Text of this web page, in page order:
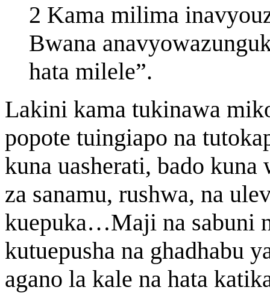
2 Kama milima
Bwana
hata milele”.
Lakini kama tukinawa
popote tuingiapo na
kuna uasherati, bado
za sanamu, rushwa, na
kuepuka…Maji na sabuni
kutuepusha na ghadhabu
agano la kale na hata